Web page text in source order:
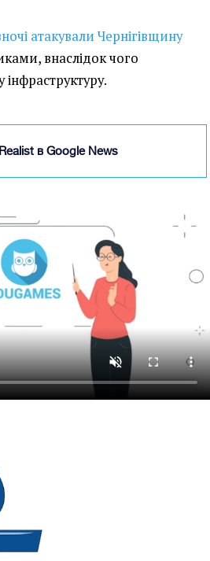
атакували Чернігівщину
внаслідок чого
в Google News